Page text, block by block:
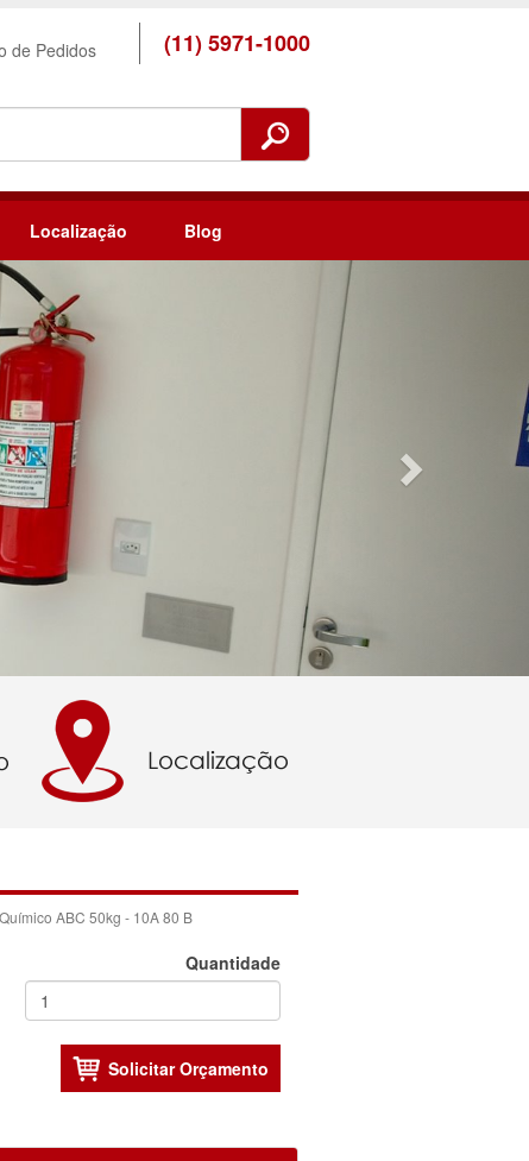
de Pedidos (11) 5971-1000
Localização Blog
ABC 50kg - 10A 80 B
Quantidade